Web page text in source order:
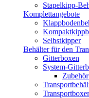
Stapelkipp-
Komplettangebote
Selbstkipper
Behälter für den
Gitterboxen
System-